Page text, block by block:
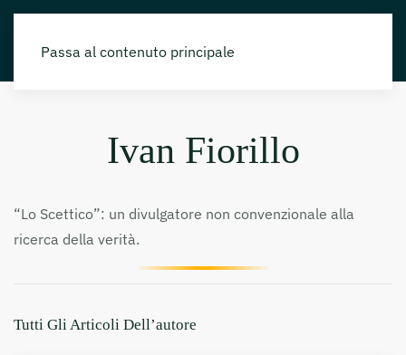
Passa al contenuto principale
Ivan Fiorillo
“Lo Scettico”: un divulgatore non convenzionale alla
ricerca della verità.
Tutti Gli Articoli Dell’autore